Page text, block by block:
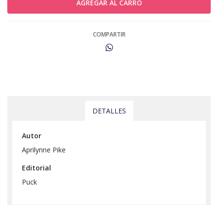
COMPARTIR
DETALLES
Autor
Aprilynne Pike
Editorial
Puck